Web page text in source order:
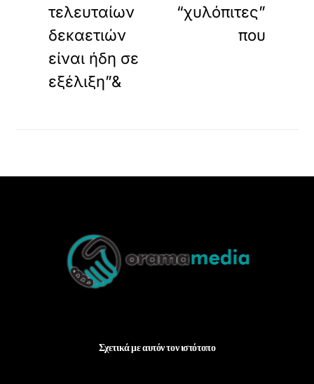
τελευταίων
δεκαετιών
είναι ήδη σε
εξέλιξη”&
“χυλόπιτες”
που
Top
Σχετικά με αυτόν τον ιστότοπο